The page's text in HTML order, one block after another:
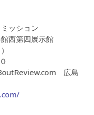
ッション
西第四展示館
広島